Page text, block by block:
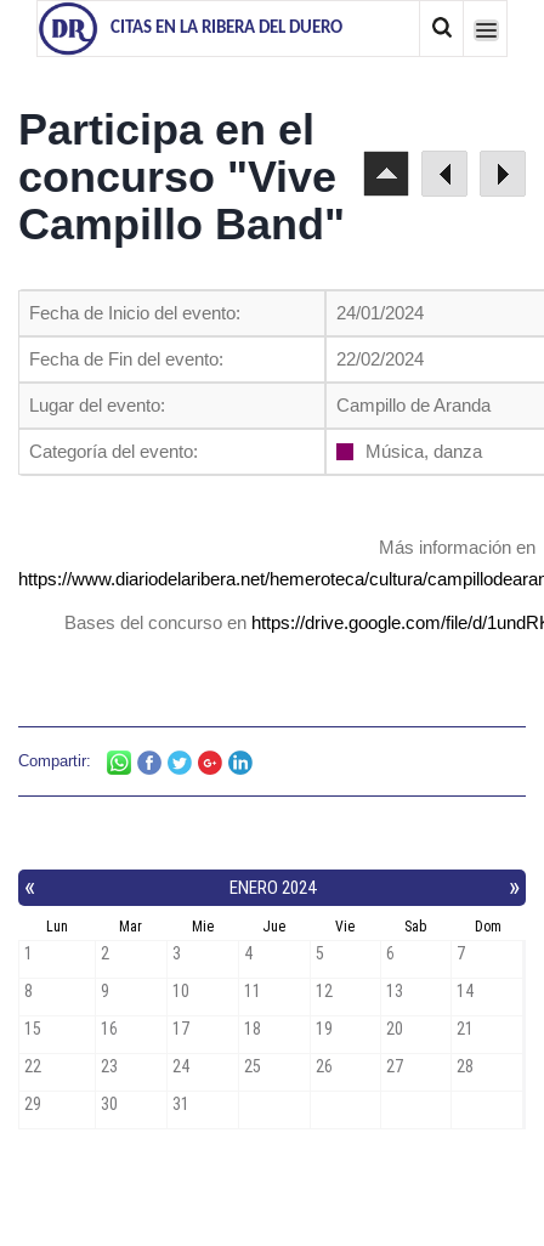
CITAS EN LA RIBERA DEL DUERO
Participa en el
concurso "Vive
Campillo Band"
Fecha de Inicio del evento: 24/01/2024
Fecha de Fin del evento: 22/02/2024
Lugar del evento: Campillo de Aranda
Categoría del evento: Música, danza
Más información en
https://www.diariodelaribera.net/hemeroteca/cultura/
Bases del concurso en https://drive.google.com/file/d/
Compartir: